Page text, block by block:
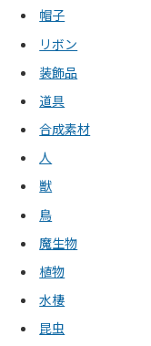
帽子
リボン
装飾品
道具
合成素材
人
獣
鳥
魔生物
植物
水棲
昆虫